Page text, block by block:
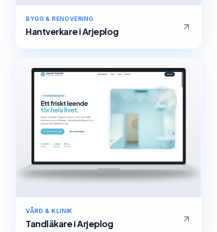
BYGG & RENOVERING
HantverkareiArjeplog
VÅRD & KLINIK
TandläkareiArjeplog